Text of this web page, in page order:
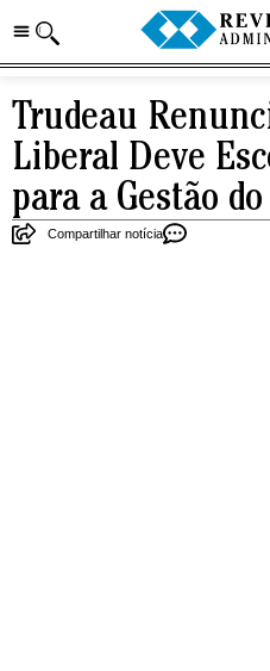
Trudeau
Liberal Deve
para a Gestão
Compartilhar notícia